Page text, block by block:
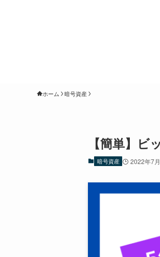
ホーム 暗号資産
【簡単】
暗号資産 2022年7